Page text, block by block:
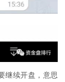
继续开盘，意思